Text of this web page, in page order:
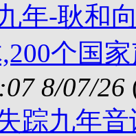
年-耿和
个国
8/07/26
踪九年